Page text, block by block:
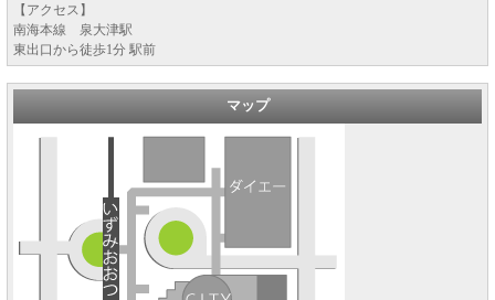
【アクセス】
南海本線 泉大津駅
東出口から徒歩1分 駅前
マップ